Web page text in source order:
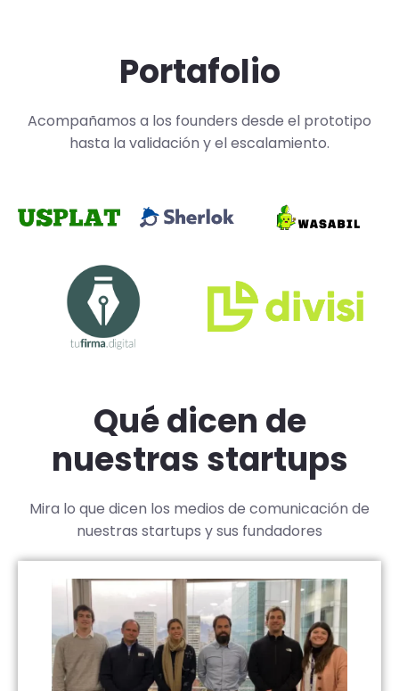
Portafolio
Acompañamos a los founders desde el prototipo
hasta la validación y el escalamiento.
Qué dicen de
nuestras startups
Mira lo que dicen los medios de comunicación de
nuestras startups y sus fundadores